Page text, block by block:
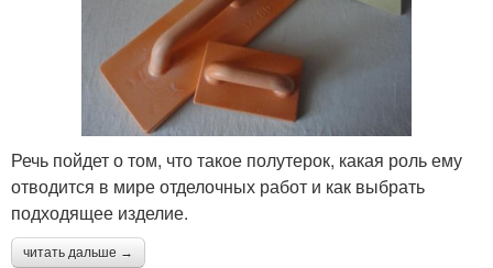
Речь пойдет о том, что такое полутерок, какая роль ему
отводится в мире отделочных работ и как выбрать
подходящее изделие.
читать дальше →